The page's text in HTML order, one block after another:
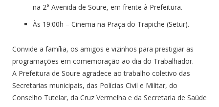
na 2° Avenida de Soure, em frente à Prefeitura.
Às 19:00h – Cinema na Praça do Trapiche (Setur).
Convide a família, os amigos e vizinhos para prestigiar as
programações em comemoração ao dia do Trabalhador.
A Prefeitura de Soure agradece ao trabalho coletivo das
Secretarias municipais, das Polícias Civil e Militar, do
Conselho Tutelar, da Cruz Vermelha e da Secretaria de Saúde